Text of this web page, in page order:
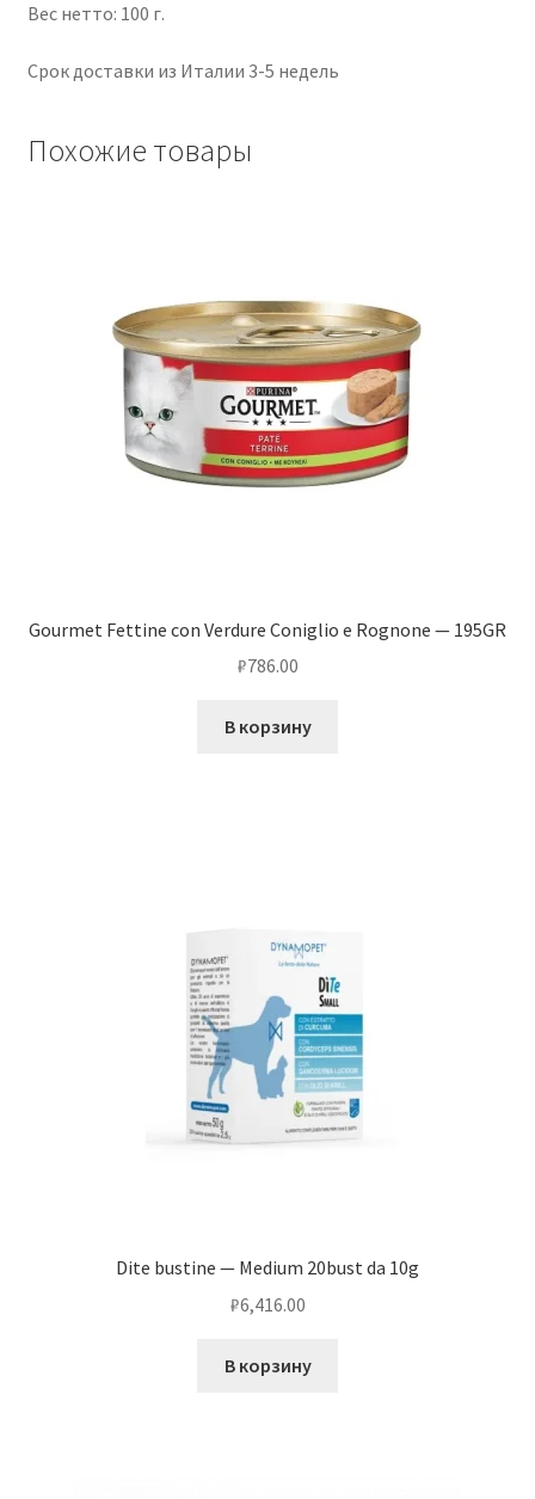
Вес нетто: 100 г.
Срок доставки из Италии 3-5 недель
Похожие товары
Gourmet Fettine con Verdure Coniglio e Rognone — 195GR
₽786.00
В корзину
Dite bustine — Medium 20bust da 10g
₽6,416.00
В корзину